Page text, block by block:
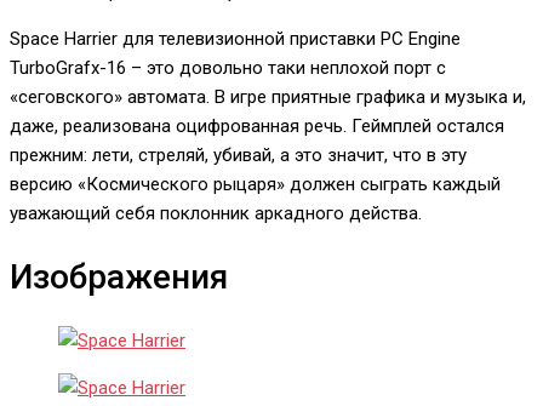
Space Harrier для телевизионной приставки PC Engine
TurboGrafx-16 – это довольно таки неплохой порт с
«сеговского» автомата. В игре приятные графика и музыка и,
даже, реализована оцифрованная речь. Геймплей остался
прежним: лети, стреляй, убивай, а это значит, что в эту
версию «Космического рыцаря» должен сыграть каждый
уважающий себя поклонник аркадного действа.
Изображения